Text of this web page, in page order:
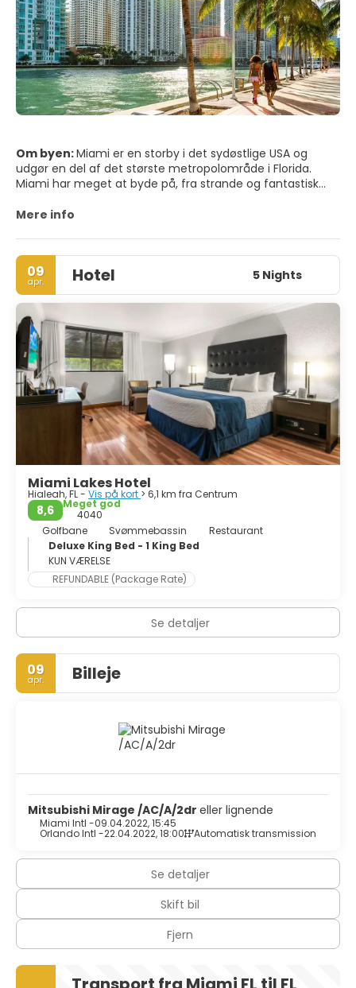
Om byen:Miami er en storby i det sydøstlige USA og
udgør en del af det største metropolområde i Florida.
Miami har meget at byde på, fra strande og fantastisk
verden. Miami forbliver et af verdens mest trendy og
Art Deco-distrikt og shopping og spisning i verdensklasse. I
nærheden af byen Miami ligger Everglades National Park
og Florida Keys. Miami Beach er ikke kun et sted for social
og solrig underholdning, det er også et kulturelt sted, der
viser regionens historie og arv. Art Deco-distriktet i Miami
Beach indeholder den største koncentration af
feriearkitektur fra 1920'erne og 1930'erne i verden. Disse
livligt farvede huse er et showpiece af mode og
trendiness. Miami er så mange ting. Alt glamourøst, i
enhver forstand af ordet. Byen betragtes som en
multikulturel mosaik, hvilket gør Miami til en af de mest
usædvanlige og interessante byer i Amerika.
Mere info
09
apr. Hotel 5 Nights
Miami Lakes Hotel
Hialeah, FL - Vis på kort > 6,1 km fra Centrum
8,6
Meget god
4040
Golfbane
Svømmebassin
Restaurant
Deluxe King Bed - 1 King Bed
KUN VÆRELSE
REFUNDABLE (Package Rate)
Se detaljer
09
apr. Billeje
Mitsubishi Mirage /AC/A/2dr eller lignende
Miami Intl -09.04.2022, 15:45
Orlando Intl -22.04.2022, 18:00 Automatisk transmission
Se detaljer
Skift bil
Fjern